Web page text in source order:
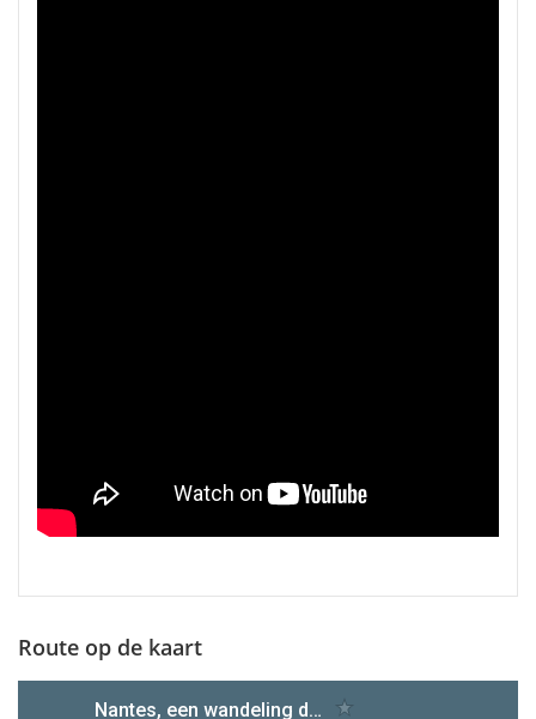
Route op de kaart